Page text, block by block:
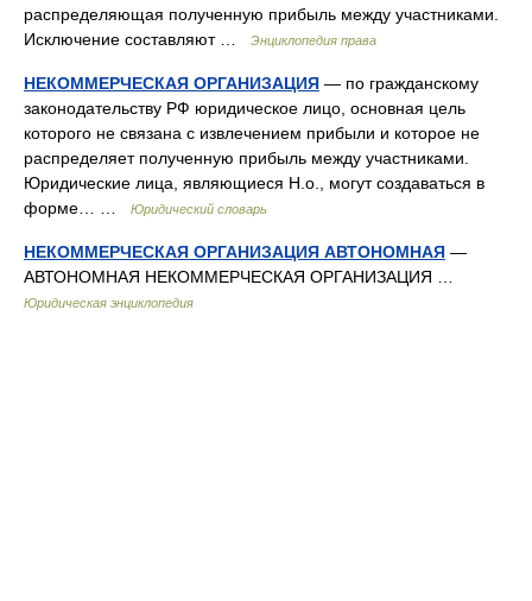
распределяющая полученную прибыль между участниками.
Исключение составляют …
Энциклопедия права
НЕКОММЕРЧЕСКАЯ ОРГАНИЗАЦИЯ — по гражданскому
законодательству РФ юридическое лицо, основная цель
которого не связана с извлечением прибыли и которое не
распределяет полученную прибыль между участниками.
Юридические лица, являющиеся Н.о., могут создаваться в
форме… …
Юридический словарь
НЕКОММЕРЧЕСКАЯ ОРГАНИЗАЦИЯ АВТОНОМНАЯ —
АВТОНОМНАЯ НЕКОММЕРЧЕСКАЯ ОРГАНИЗАЦИЯ …
Юридическая энциклопедия